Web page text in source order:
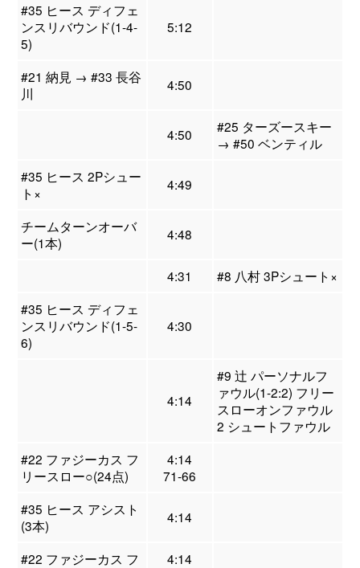
#35 ヒース ディフェ
ンスリバウンド(1-4-
5)
5:12
#21 納見 → #33 長谷
川
4:50
4:50
#25 ターズースキー
→ #50 ベンティル
#35 ヒース 2Pシュー
ト×
4:49
チームターンオーバ
ー(1本)
4:48
4:31
#8 八村 3Pシュート×
#35 ヒース ディフェ
ンスリバウンド(1-5-
6)
4:30
4:14
#9 辻 パーソナルフ
ァウル(1-2:2) フリー
スローオンファウル
2 シュートファウル
#22 ファジーカス フ
リースロー○(24点)
4:14
71-66
#35 ヒース アシスト
(3本)
4:14
#22 ファジーカス フ
4:14